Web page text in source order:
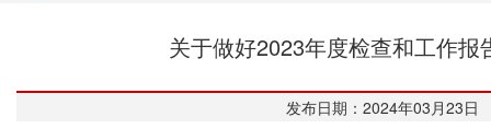
关于做好2023年度检查和工作报
发布日期：2024年03月23日